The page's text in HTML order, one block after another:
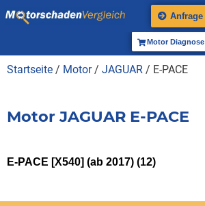
Motor
Startseite / Motor/ JAGUAR / E-PACE
Motor JAGUAR E-PACE
E-PACE [X540] (ab 2017) (12)